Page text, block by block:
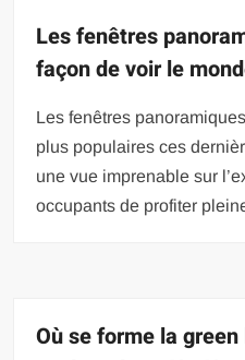
Les fenêtres
façon de voir le
Les fenêtres
plus populaires ces
une vue imprenable sur
occupants de profiter
Où se forme la